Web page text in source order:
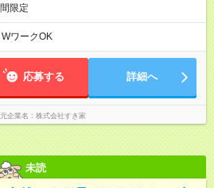
歳未満の深夜業務禁止のため） ★深夜で
での勤務を行いますので、安心して働けま
限定
ワークOK
応募する 詳細へ
企業名 株式会社すき家
未読